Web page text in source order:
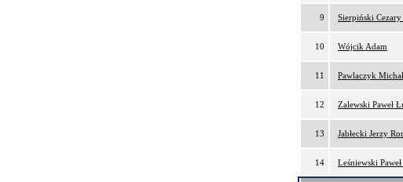
9 Sierpiński
10 Wójcik Adam
11 Pawlaczyk
12 Zalewski Paweł
13 Jabłecki Jerzy
14 Leśniewski